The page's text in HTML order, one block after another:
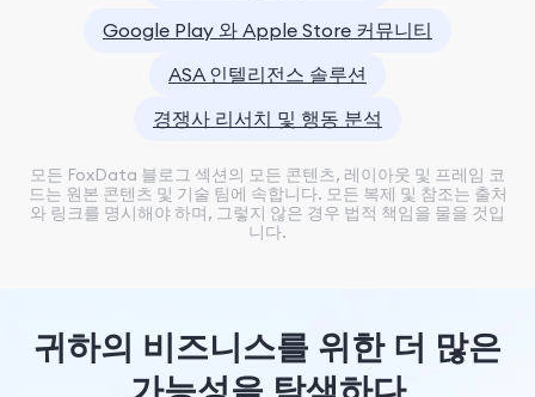
Google Play 와 Apple Store 커뮤니티
ASA 인텔리전스 솔루션
경쟁사 리서치 및 행동 분석
모든 FoxData 블로그 섹션의 모든 콘텐츠, 레이아웃 및 프레임 코
드는 원본 콘텐츠 및 기술 팀에 속합니다. 모든 복제 및 참조는 출처
와 링크를 명시해야 하며, 그렇지 않은 경우 법적 책임을 물을 것입
니다.
귀하의 비즈니스를 위한 더 많은